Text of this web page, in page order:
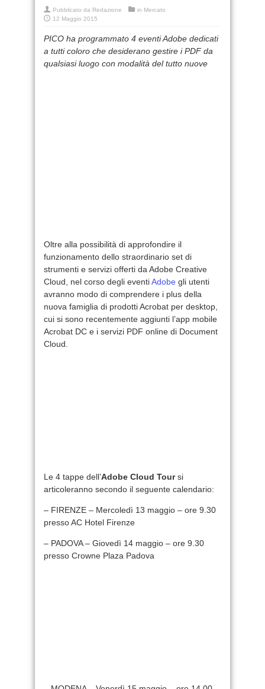
Pubblicato da Redazione in Mercato
12 Maggio 2015
PICO ha programmato 4 eventi Adobe dedicati
a tutti coloro che desiderano gestire i PDF da
qualsiasi luogo con modalità del tutto nuove
Oltre alla possibilità di approfondire il
funzionamento dello straordinario set di
strumenti e servizi offerti da Adobe Creative
Cloud, nel corso degli eventiAdobe gli utenti
avranno modo di comprendere i plus della
nuova famiglia di prodotti Acrobat per desktop,
cui si sono recentemente aggiunti l’app mobile
Acrobat DC e i servizi PDF online di Document
Cloud.
Le 4 tappe dell’Adobe Cloud Toursi
articoleranno secondo il seguente calendario:
– FIRENZE – Mercoledì 13 maggio – ore 9.30
presso AC Hotel Firenze
– PADOVA – Giovedì 14 maggio – ore 9.30
presso Crowne Plaza Padova